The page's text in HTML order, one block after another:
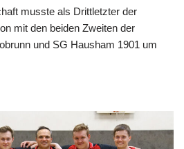
musste als Drittletzter der
mit den beiden Zweiten der
und SG Hausham 1901 um